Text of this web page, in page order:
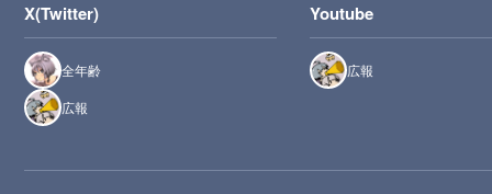
X(Twitter)
全年齢
広報
Youtube
広報